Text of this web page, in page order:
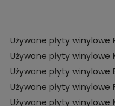
Używane płyty winylowe
Używane płyty winylowe
Używane płyty winylowe
Używane płyty winylowe
Używane płyty winylowe